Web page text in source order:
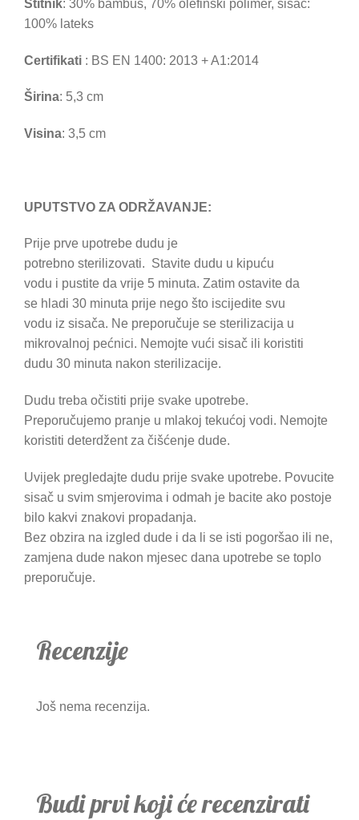
Štitnik: 30% bambus, 70% olefinski polimer, sisač:
100% lateks
Certifikati : BS EN 1400: 2013 + A1:2014
Širina: 5,3 cm
Visina: 3,5 cm
UPUTSTVO ZA ODRŽAVANJE:
Prije prve upotrebe dudu je
potrebno sterilizovati. Stavite dudu u kipuću
vodu i pustite da vrije 5 minuta. Zatim ostavite da
se hladi 30 minuta prije nego što iscijedite svu
vodu iz sisača. Ne preporučuje se sterilizacija u
mikrovalnoj pećnici. Nemojte vući sisač ili koristiti
dudu 30 minuta nakon sterilizacije.
Dudu treba očistiti prije svake upotrebe.
Preporučujemo pranje u mlakoj tekućoj vodi. Nemojte
koristiti deterdžent za čišćenje dude.
Uvijek pregledajte dudu prije svake upotrebe. Povucite
sisač u svim smjerovima i odmah je bacite ako postoje
bilo kakvi znakovi propadanja.
Bez obzira na izgled dude i da li se isti pogoršao ili ne,
zamjena dude nakon mjesec dana upotrebe se toplo
preporučuje.
Recenzije
Još nema recenzija.
Budi prvi koji će recenzirati